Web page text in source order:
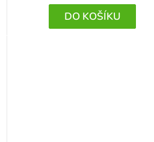
DO KOŠÍKU